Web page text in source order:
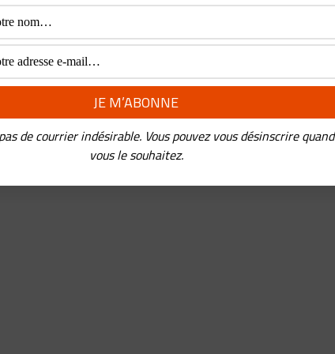
Yuan
PANCHAUD • 20 AOÛT 2020
vous allez apprendre Comment devrait fonctionner
la nouvelle monnaie chinoise qui permettra au
de supprimer l’usage de...
de courrier indésirable. Vous pouvez vous désinscrire quand
vous le souhaitez.